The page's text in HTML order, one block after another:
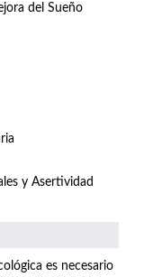
del Sueño
y Asertividad
es necesario